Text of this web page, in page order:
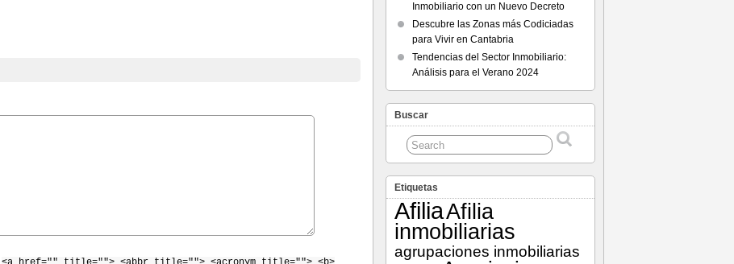
Inmobiliario con un Nuevo Decreto
Descubre las Zonas más Codiciadas
para Vivir en Cantabria
Tendencias del Sector Inmobiliario:
Análisis para el Verano 2024
Buscar
Etiquetas
AfiliaAfilia
inmobiliarias
agrupaciones inmobiliarias